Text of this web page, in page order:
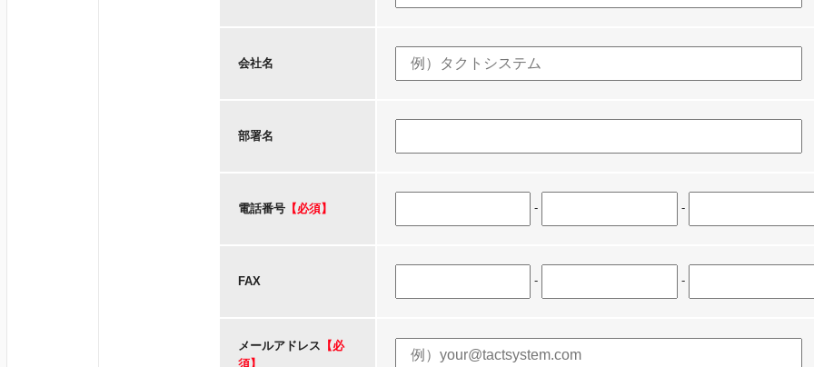
会社名
部署名
電話番号 【必須】 - -
FAX - -
メールアドレス 【必
須】